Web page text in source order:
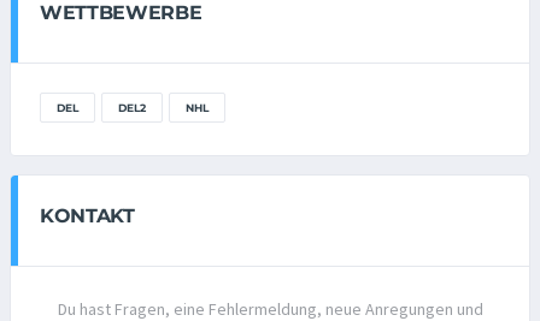
WETTBEWERBE
DEL DEL2 NHL
KONTAKT
Du hast Fragen, eine Fehlermeldung, neue Anregungen und